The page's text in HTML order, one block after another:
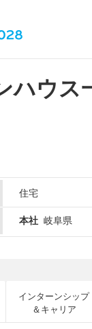
ハウス
住宅
本社 岐阜県
インターンシップ
＆キャリア